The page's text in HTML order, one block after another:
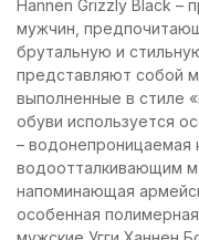
Hannen Grizzly Black –
мужчин,
брутальную и
представляют собой
выполненные в стиле
обуви используется
– водонепроницаемая
водоотталкивающим
напоминающая
особенная